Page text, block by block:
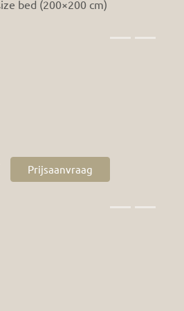
bed (200×200 cm)
Prijsaanvraag